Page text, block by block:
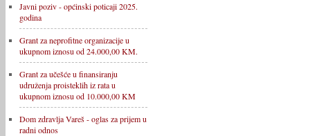
Javni poziv - općinski poticaji 2025.
godina
Grant za neprofitne organizacije u
ukupnom iznosu od 24.000,00 KM.
Grant za učešće u finansiranju
udruženja proisteklih iz rata u
ukupnom iznosu od 10.000,00 KM
Dom zdravlja Vareš - oglas za prijem u
radni odnos